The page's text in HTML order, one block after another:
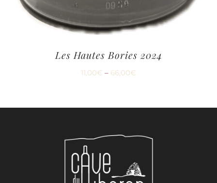
Les Hautes Bories 2024
11,00€ – 66,00€